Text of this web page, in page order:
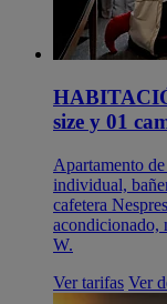
size y 01
Apartamento
individual,
cafetera
acondicionado,
W.
Ver tarifas Ver